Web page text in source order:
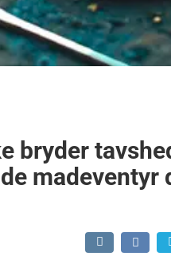
bryder
madeventyr